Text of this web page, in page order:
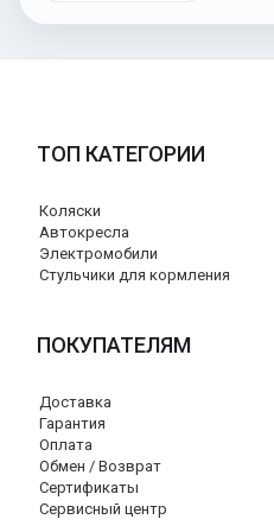
ТОП КАТЕГОРИИ
Коляски
Автокресла
Электромобили
Стульчики для кормления
ПОКУПАТЕЛЯМ
Доставка
Гарантия
Оплата
Обмен / Возврат
Сертификаты
Сервисный центр